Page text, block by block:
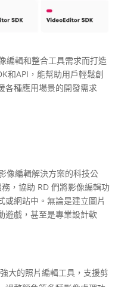
編輯和整合工具需求而打造
和API，能幫助用戶輕鬆創
各種應用場景的開發需求
像編輯解決方案的科技公
，協助 RD 們將影像編輯功
或網站中。無論是建立圖片
遊戲，甚至是專業設計軟
大的照片編輯工具，支援剪